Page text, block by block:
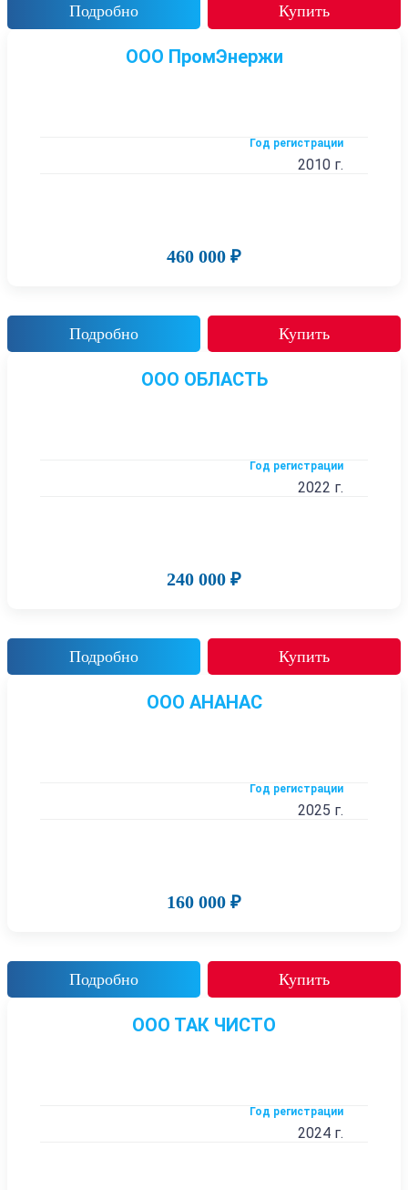
Подробно Купить
ООО ПромЭнержи
Год регистрации
2010 г.
460 000 ₽
Подробно Купить
ООО ОБЛАСТЬ
Год регистрации
2022 г.
240 000 ₽
Подробно Купить
ООО АНАНАС
Год регистрации
2025 г.
160 000 ₽
Подробно Купить
ООО ТАК ЧИСТО
Год регистрации
2024 г.